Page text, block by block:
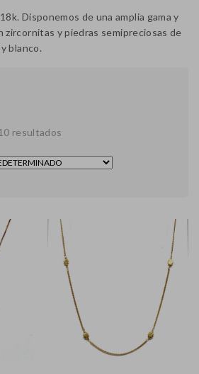
Disponemos de una amplia gama y
zircornitas y piedras semipreciosas de
blanco.
resultados